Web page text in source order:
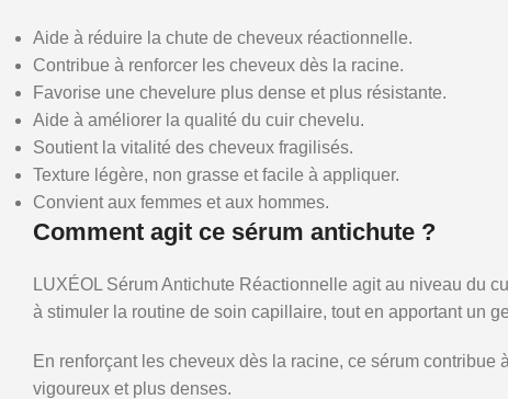
Aide à réduire la chute de cheveux réactionnelle.
Contribue à renforcer les cheveux dès la racine.
Favorise une chevelure plus dense et plus résistante.
Aide à améliorer la qualité du cuir chevelu.
Soutient la vitalité des cheveux fragilisés.
Texture légère, non grasse et facile à appliquer.
Convient aux femmes et aux hommes.
Comment agit ce sérum antichute ?
LUXÉOL Sérum Antichute Réactionnelle agit au niveau du
à stimuler la routine de soin capillaire, tout en apportant un
En renforçant les cheveux dès la racine, ce sérum
vigoureux et plus denses.